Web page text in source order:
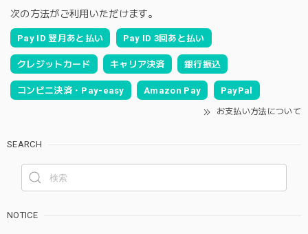
次の方法がご利用いただけます。
Pay ID 翌月あと払い Pay ID 3回あと払い
クレジットカード キャリア決済 銀行振込
コンビニ決済・Pay-easy Amazon Pay PayPal
お支払い方法について
SEARCH
NOTICE